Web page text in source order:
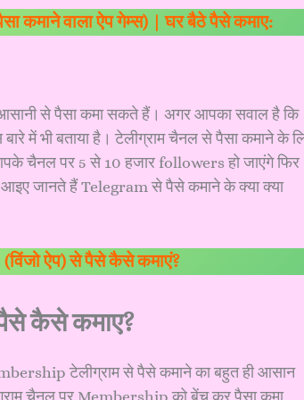
कमाने वाला ऐप गेम्स) | घर बैठे पैसे कमाए:
से पैसा कमा सकते हैं। अगर आपका सवाल है कि
में भी बताया है। टेलीग्राम चैनल से पैसा कमाने के
चैनल पर 5 से 10 हजार followers हो जाएंगे फिर
जानते हैं Telegram से पैसे कमाने के क्या क्या
ऐप) से पैसे कैसे कमाएं?
कैसे कमाए?
टेलीग्राम से पैसे कमाने का बहुत ही आसान
चैनल पर Membership को बेंच कर पैसा कमा